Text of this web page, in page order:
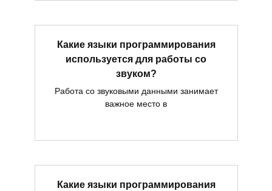
Какие языки программирования
используется для работы со
звуком?
Работа со звуковыми данными занимает
важное место в
Какие языки программирования